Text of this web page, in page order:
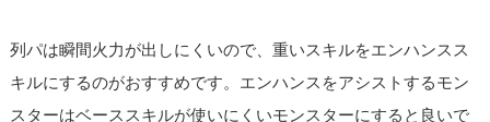
列パは瞬間火力が出しにくいので、重いスキルをエンハンスス
キルにするのがおすすめです。エンハンスをアシストするモン
スターはベーススキルが使いにくいモンスターにすると良いで